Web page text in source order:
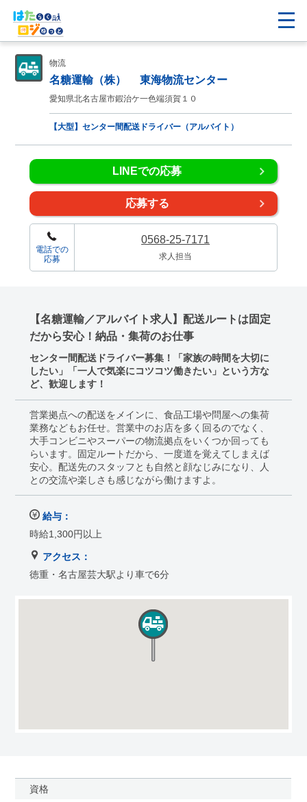
物流
名糖運輸（株） 東海物流センター
愛知県北名古屋市鍜治ケ一色端須賀１０
【大型】センター間配送ドライバー（アルバイト）
LINEでの応募
応募する
電話での
応募
0568-25-7171
求人担当
【名糖運輸／アルバイト求人】配送ルートは固定
だから安心！納品・集荷のお仕事
センター間配送ドライバー募集！「家族の時間を大切に
したい」「一人で気楽にコツコツ働きたい」という方な
ど、歓迎します！
営業拠点への配送をメインに、食品工場や問屋への集荷
業務などもお任せ。営業中のお店を多く回るのでなく、
大手コンビニやスーパーの物流拠点をいくつか回っても
らいます。固定ルートだから、一度道を覚えてしまえば
安心。配送先のスタッフとも自然と顔なじみになり、人
との交流や楽しさも感じながら働けますよ。
給与：
時給1,300円以上
アクセス：
徳重・名古屋芸大駅より車で6分
資格